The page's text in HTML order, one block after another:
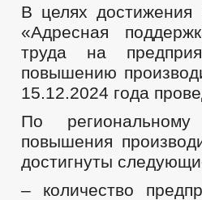
В целях достижения
«Адресная
труда на
повышению
15.12.2024 года
По
повышения
достигнуты
– количество